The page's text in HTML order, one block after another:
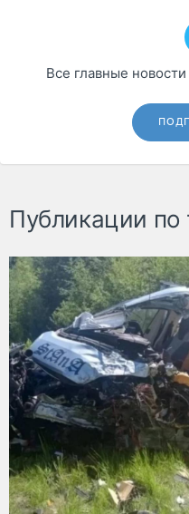
Все главные
Публикации по